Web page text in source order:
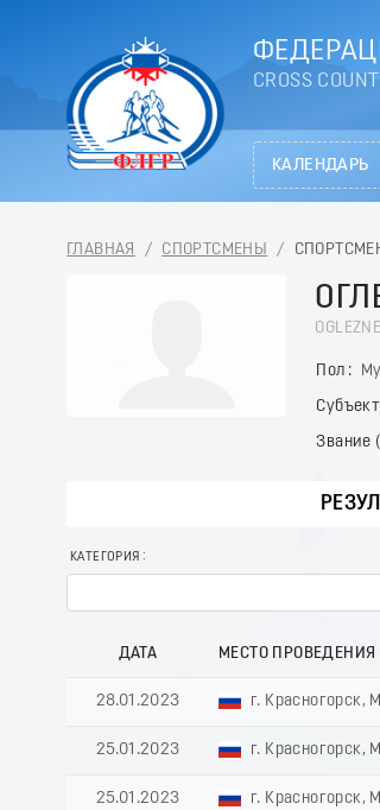
CROSS
КАЛЕНДАРЬ
ГЛАВНАЯ / СПОРТСМЕНЫ /
Пол
Звание
КАТЕГОРИЯ
ДАТА МЕСТО ПРОВЕДЕНИЯ
28.01.2023 г. Красногорск,
25.01.2023 г. Красногорск,
25.01.2023 г. Красногорск,